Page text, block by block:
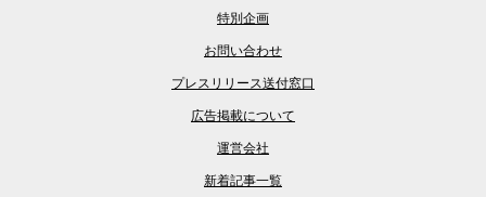
特別企画
お問い合わせ
プレスリリース送付窓口
広告掲載について
運営会社
新着記事一覧